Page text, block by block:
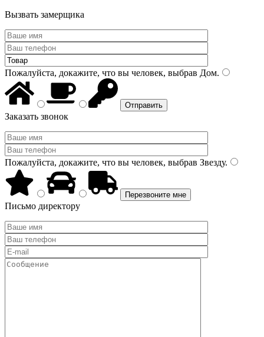
Вызвать замерщика
Пожалуйста, докажите, что вы человек, выбрав Дом.
Заказать звонок
Пожалуйста, докажите, что вы человек, выбрав Звезду.
Письмо директору